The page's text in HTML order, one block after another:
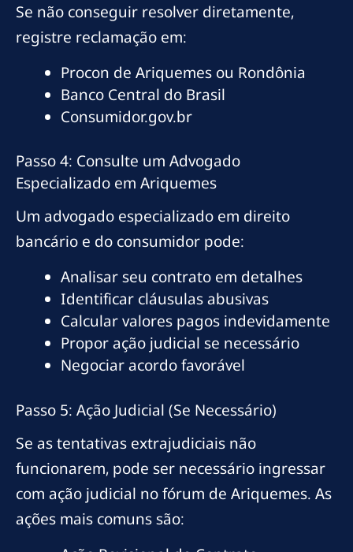
Se não conseguir resolver diretamente,
registre reclamação em:
Procon de Ariquemes ou Rondônia
Banco Central do Brasil
Consumidor.gov.br
Passo 4: Consulte um Advogado
Especializado em Ariquemes
Um advogado especializado em direito
bancário e do consumidor pode:
Analisar seu contrato em detalhes
Identificar cláusulas abusivas
Calcular valores pagos indevidamente
Propor ação judicial se necessário
Negociar acordo favorável
Passo 5: Ação Judicial (Se Necessário)
Se as tentativas extrajudiciais não
funcionarem, pode ser necessário ingressar
com ação judicial no fórum de Ariquemes. As
ações mais comuns são: